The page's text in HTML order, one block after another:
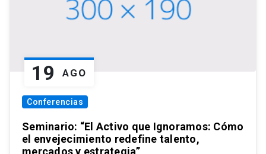
19 AGO
Conferencias
Seminario: “El Activo que Ignoramos: Cómo
el envejecimiento redefine talento,
mercados y estrategia”